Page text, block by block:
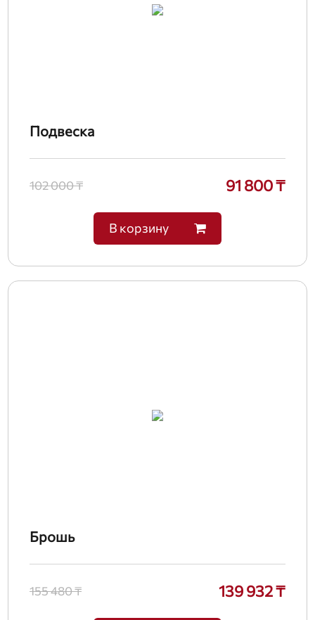
Подвеска
102 000 ₸ 91 800 ₸
В корзину
Брошь
155 480 ₸ 139 932 ₸